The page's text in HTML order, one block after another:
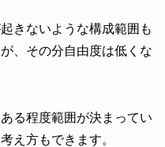
きないような構成範囲も
、その分自由度は低くな
る程度範囲が決まってい
え方もできます。